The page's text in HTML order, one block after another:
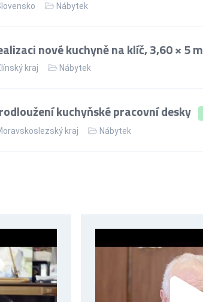
Nábytek
nové kuchyně na klíč, 3,60 × 5 m
kraj Nábytek
kuchyňské pracovní desky
kraj Nábytek